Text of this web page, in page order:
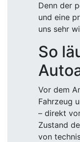
Denn der
und eine
uns sehr
So
Vor dem
Fahrzeug
– direkt
Zustand
von